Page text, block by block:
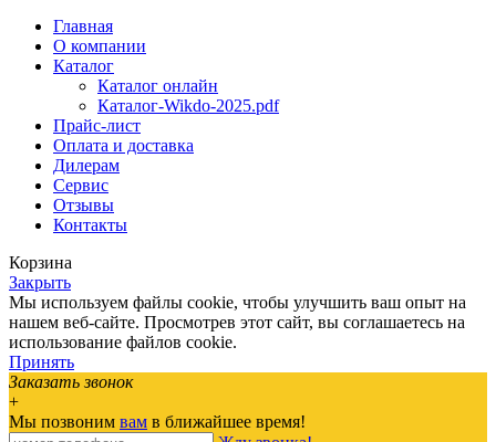
Главная
О компании
Каталог
Каталог онлайн
Каталог-Wikdo-2025.pdf
Прайс-лист
Оплата и доставка
Дилерам
Сервис
Отзывы
Контакты
Корзина
Закрыть
Мы используем файлы cookie, чтобы улучшить ваш опыт на
нашем веб-сайте. Просмотрев этот сайт, вы соглашаетесь на
использование файлов cookie.
Принять
Заказать звонок
+
Мы позвоним вам в ближайшее время!